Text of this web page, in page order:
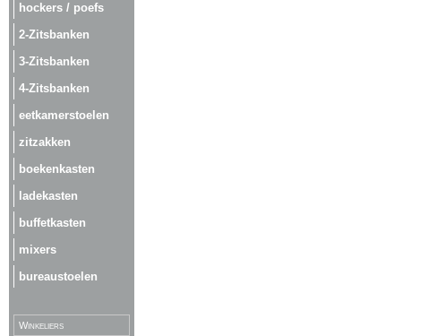
hockers / poefs
2-Zitsbanken
3-Zitsbanken
4-Zitsbanken
eetkamerstoelen
zitzakken
boekenkasten
ladekasten
buffetkasten
mixers
bureaustoelen
Winkeliers